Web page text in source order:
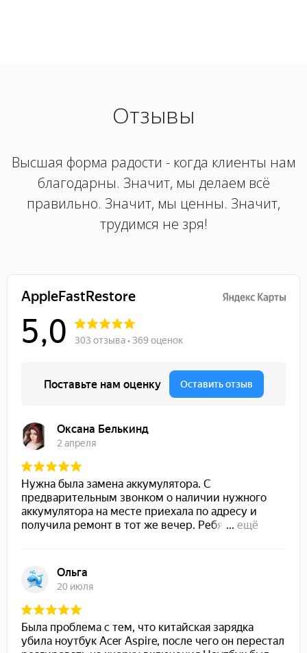
Отзывы
Высшая форма радости - когда клиенты нам
благодарны. Значит, мы делаем всё
правильно. Значит, мы ценны. Значит,
трудимся не зря!